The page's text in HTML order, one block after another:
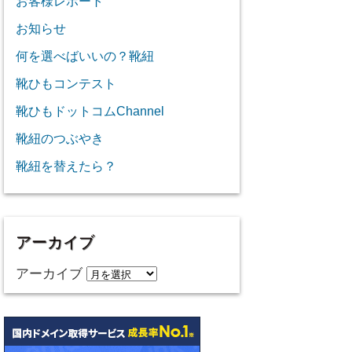
お知らせ
何を選べばいいの？靴紐
靴ひもコンテスト
靴ひもドットコムChannel
靴紐のつぶやき
靴紐を替えたら？
アーカイブ
アーカイブ